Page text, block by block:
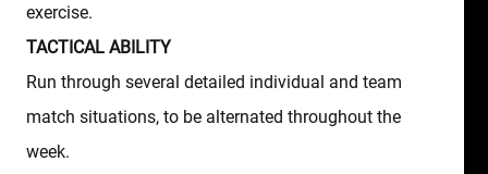
exercise.
TACTICAL ABILITY
Run through several detailed individual and team
match situations, to be alternated throughout the
week.